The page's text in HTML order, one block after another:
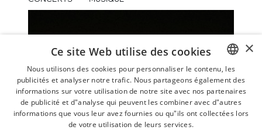
BASQUE
FRENCH
×
Ce site Web utilise des cookies
Nous utilisons des cookies pour personnaliser le contenu, les
publicités et analyser notre trafic. Nous partageons également des
informations sur votre utilisation de notre site avec nos partenaires
de publicité et d"analyse qui peuvent les combiner avec d"autres
informations que vous leur avez fournies ou qu"ils ont collectées lors
de votre utilisation de leurs services.